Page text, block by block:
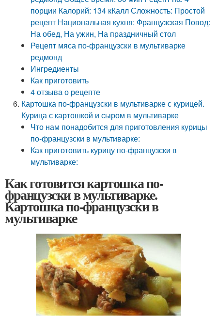
порции Калорий: 134 кКалл Сложность: Простой
рецепт Национальная кухня: Французская Повод:
На обед, На ужин, На праздничный стол
Рецепт мяса по-французски в мультиварке
редмонд
Ингредиенты
Как приготовить
4 отзыва о рецепте
Картошка по-французски в мультиварке с курицей.
Курица с картошкой и сыром в мультиварке
Что нам понадобится для приготовления курицы
по-французски в мультиварке:
Как приготовить курицу по-французски в
мультиварке:
Как готовится картошка по-
французски в мультиварке.
Картошка по-французски в
мультиварке